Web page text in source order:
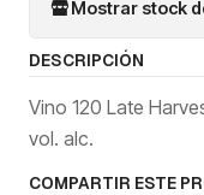
Mostrar stock
DESCRIPCIÓN
Vino 120 Late
vol. alc.
COMPARTIR ESTE